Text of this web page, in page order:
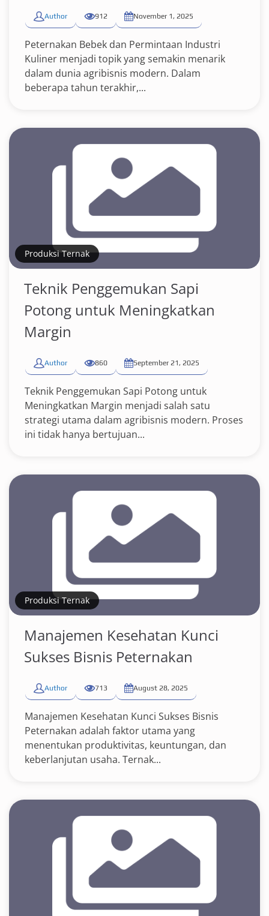
Author 912 November 1, 2025
Peternakan Bebek dan Permintaan Industri
Kuliner menjadi topik yang semakin menarik
dalam dunia agribisnis modern. Dalam
beberapa tahun terakhir,...
Produksi Ternak
Teknik Penggemukan Sapi
Potong untuk Meningkatkan
Margin
Author 860 September 21, 2025
Teknik Penggemukan Sapi Potong untuk
Meningkatkan Margin menjadi salah satu
strategi utama dalam agribisnis modern. Proses
ini tidak hanya bertujuan...
Produksi Ternak
Manajemen Kesehatan Kunci
Sukses Bisnis Peternakan
Author 713 August 28, 2025
Manajemen Kesehatan Kunci Sukses Bisnis
Peternakan adalah faktor utama yang
menentukan produktivitas, keuntungan, dan
keberlanjutan usaha. Ternak...